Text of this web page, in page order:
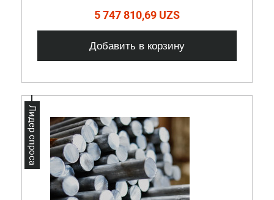
5 747 810,69 UZS
Добавить в корзину
Лидер спроса